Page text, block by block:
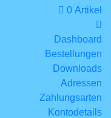
0 Artikel
Dashboard
Bestellungen
Downloads
Adressen
Zahlungsarten
Kontodetails